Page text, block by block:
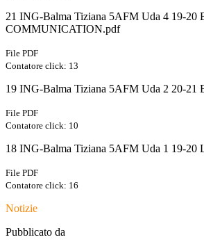
21 ING-Balma Tiziana 5AFM Uda 4 19-20
COMMUNICATION.pdf
File PDF
Contatore click: 13
19 ING-Balma Tiziana 5AFM Uda 2 20-21
File PDF
Contatore click: 10
18 ING-Balma Tiziana 5AFM Uda 1 19-
File PDF
Contatore click: 16
Notizie
Pubblicato da